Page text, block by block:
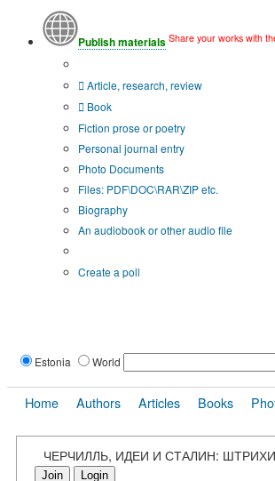
Publish materials Share your works with
Article, research, review
Book
Fiction prose or poetry
Personal journal entry
Photo Documents
Files: PDF\DOC\RAR\ZIP etc.
Biography
An audiobook or other audio file
Create a poll
Estonia World
Home Authors Articles Books
ЧЕРЧИЛЛЬ, ИДЕИ И СТАЛИН:
Join Login